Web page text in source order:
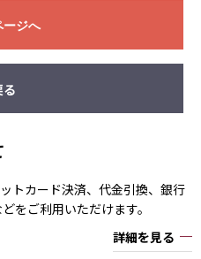
ージへ
る
トカード決済、代金引換、銀行
をご利用いただけます。
詳細を見る